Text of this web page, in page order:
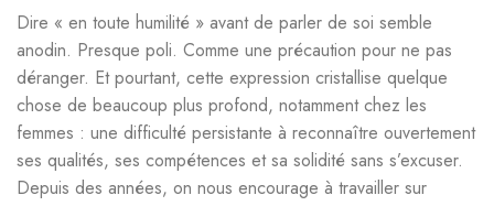
Dire « en toute humilité » avant de parler de soi semble
anodin. Presque poli. Comme une précaution pour ne pas
déranger. Et pourtant, cette expression cristallise quelque
chose de beaucoup plus profond, notamment chez les
femmes : une difficulté persistante à reconnaître ouvertement
ses qualités, ses compétences et sa solidité sans s’excuser.
Depuis des années, on nous encourage à travailler sur